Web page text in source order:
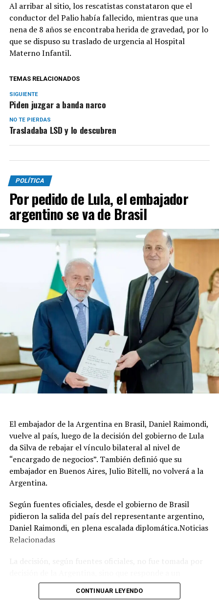
Al arribar al sitio, los rescatistas constataron que el
conductor del Palio había fallecido, mientras que una
nena de 8 años se encontraba herida de gravedad, por lo
que se dispuso su traslado de urgencia al Hospital
Materno Infantil.
TEMAS RELACIONADOS
SIGUIENTE
Piden juzgar a banda narco
NO TE PIERDAS
Trasladaba LSD y lo descubren
POLÍTICA
Por pedido de Lula, el embajador
argentino se va de Brasil
El embajador de la Argentina en Brasil, Daniel Raimondi,
vuelve al país, luego de la decisión del gobierno de Lula
da Silva de rebajar el vínculo bilateral al nivel de
“encargado de negocios”. También definió que su
embajador en Buenos Aires, Julio Bitelli, no volverá a la
Argentina.
Según fuentes oficiales, desde el gobierno de Brasil
pidieron la salida del país del representante argentino,
Daniel Raimondi, en plena escalada diplomática.Noticias
Relacionadas
expreso pedido que el canciller de Brasil, Mauro Vieira,
le hizo al diplomático argentino cuando le entregaron la
CONTINUAR LEYENDO